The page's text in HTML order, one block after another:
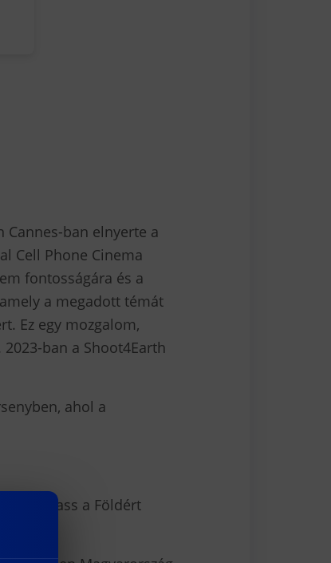
Cannes-ban elnyerte a
Cell Phone Cinema
fontosságára és a
a megadott témát
Ez egy mozgalom,
ban a Shoot4Earth
ahol a
a Forgass a Földért